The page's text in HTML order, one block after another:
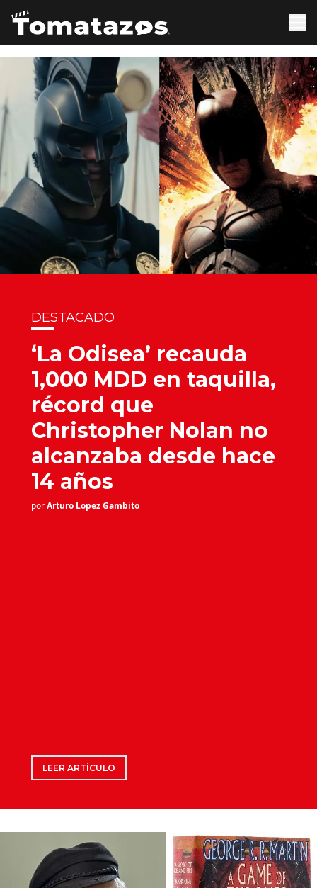
DESTACADO
‘La Odisea’ recauda
1,000 MDD en taquilla,
récord que
Christopher Nolan no
alcanzaba desde hace
14 años
porArturo Lopez Gambito
LEER ARTÍCULO